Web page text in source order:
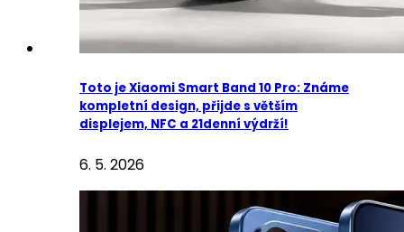
Toto je Xiaomi Smart Band 10 Pro: Známe
kompletní design, přijde s větším
displejem, NFC a 21denní výdrží!
6. 5. 2026